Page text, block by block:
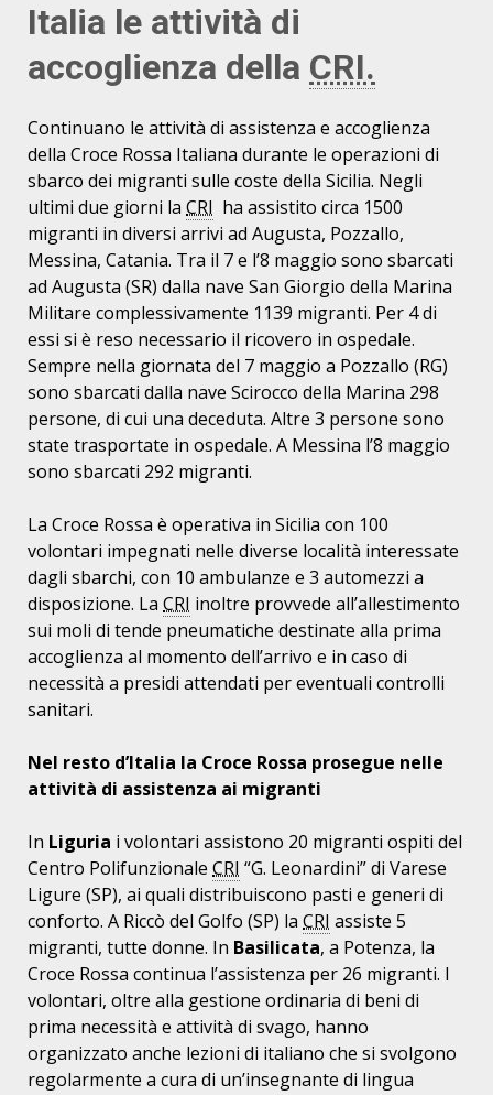
Italia le attività di
accoglienza della CRI.
Continuano le attività di assistenza e accoglienza
della Croce Rossa Italiana durante le operazioni di
sbarco dei migranti sulle coste della Sicilia. Negli
ultimi due giorni la CRI ha assistito circa 1500
migranti in diversi arrivi ad Augusta, Pozzallo,
Messina, Catania. Tra il 7 e l’8 maggio sono sbarcati
ad Augusta (SR) dalla nave San Giorgio della Marina
Militare complessivamente 1139 migranti. Per 4 di
essi si è reso necessario il ricovero in ospedale.
Sempre nella giornata del 7 maggio a Pozzallo (RG)
sono sbarcati dalla nave Scirocco della Marina 298
persone, di cui una deceduta. Altre 3 persone sono
state trasportate in ospedale. A Messina l’8 maggio
sono sbarcati 292 migranti.
La Croce Rossa è operativa in Sicilia con 100
volontari impegnati nelle diverse località interessate
dagli sbarchi, con 10 ambulanze e 3 automezzi a
disposizione. La CRI inoltre provvede all’allestimento
sui moli di tende pneumatiche destinate alla prima
accoglienza al momento dell’arrivo e in caso di
necessità a presidi attendati per eventuali controlli
sanitari.
Nel resto d’Italia la Croce Rossa prosegue nelle
attività di assistenza ai migranti
In Liguria i volontari assistono 20 migranti ospiti del
Centro Polifunzionale CRI “G. Leonardini” di Varese
Ligure (SP), ai quali distribuiscono pasti e generi di
conforto. A Riccò del Golfo (SP) la CRI assiste 5
migranti, tutte donne. In Basilicata, a Potenza, la
Croce Rossa continua l’assistenza per 26 migranti. I
volontari, oltre alla gestione ordinaria di beni di
prima necessità e attività di svago, hanno
organizzato anche lezioni di italiano che si svolgono
regolarmente a cura di un’insegnante di lingua